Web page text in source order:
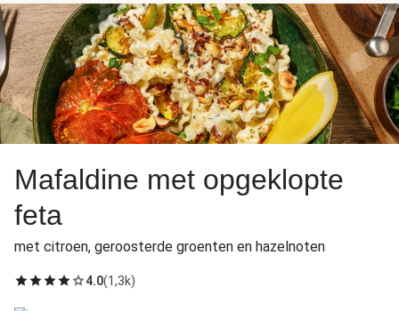
Mafaldine met opgeklopte
feta
met citroen, geroosterde groenten en hazelnoten
4.0(1,3k)